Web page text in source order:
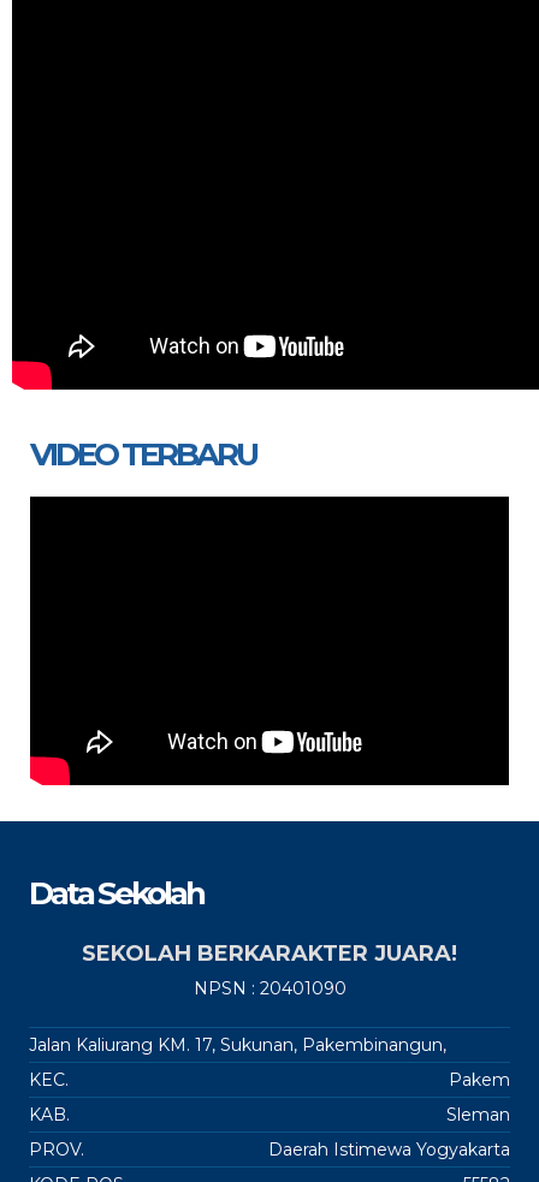
VIDEO TERBARU
Data Sekolah
SEKOLAH BERKARAKTER JUARA!
NPSN : 20401090
Jalan Kaliurang KM. 17, Sukunan, Pakembinangun,
KEC.
Pakem
KAB.
Sleman
PROV.
Daerah Istimewa Yogyakarta